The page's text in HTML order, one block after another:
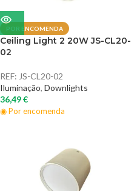
POR ENCOMENDA
Ceiling Light 2 20W JS-CL20-
02
REF: JS-CL20-02
Iluminação, Downlights
36,49€
◉ Por encomenda